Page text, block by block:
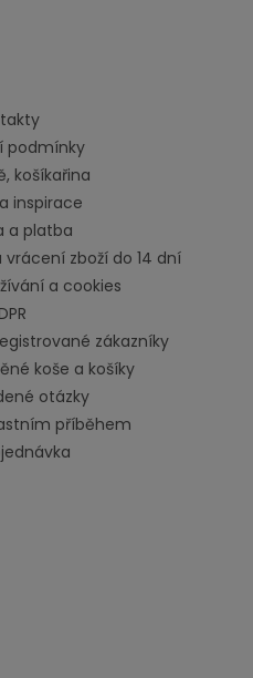
podmínky
košíkařina
inspirace
a platba
zboží do 14 dní
a cookies
zákazníky
koše a košíky
otázky
příběhem